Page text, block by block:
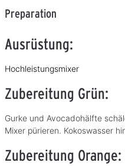
Preparation
Ausrüstung:
Hochleistungsmixer
Zubereitung Grün:
Gurke und Avocadohälfte
Mixer pürieren. Kokoswasser
Zubereitung Orange: